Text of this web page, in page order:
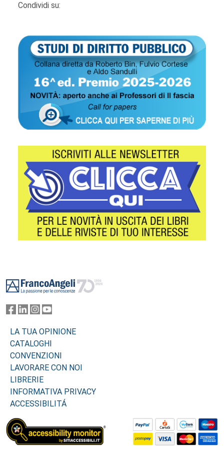
Condividi su:
LA TUA OPINIONE
CATALOGHI
CONVENZIONI
LAVORARE CON NOI
LIBRERIE
INFORMATIVA PRIVACY
ACCESSIBILITÁ